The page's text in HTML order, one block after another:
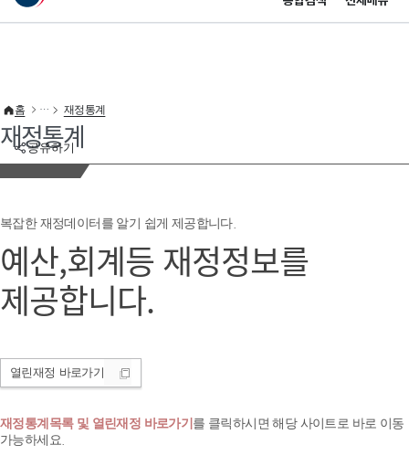
이 누리집은 대한민국 공식 전자정부 누리집입니다.
공유하기
홈 재정통계
재정통계
복잡한 재정데이터를 알기 쉽게 제공합니다.
예산,회계등 재정정보를
제공합니다.
열린재정 바로가기
재정통계목록 및 열린재정 바로가기 를 클릭하시면 해당 사이트로 바로 이동
가능하세요.